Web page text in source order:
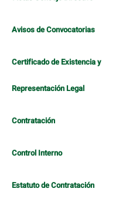
Avisos de Convocatorias
Certificado de Existencia y
Representación Legal
Contratación
Control Interno
Estatuto de Contratación